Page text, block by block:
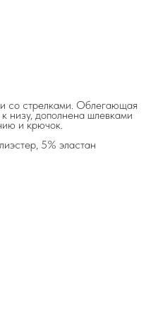
со стрелками. Облегающая
низу, дополнена шлевками
и крючок.
5% эластан